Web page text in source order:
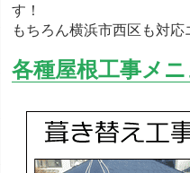
す！
もちろん横浜市西区も対
各種屋根工事メ